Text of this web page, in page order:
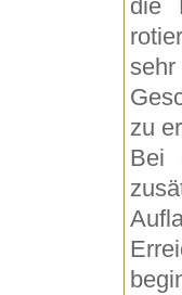
die
zu
Bei